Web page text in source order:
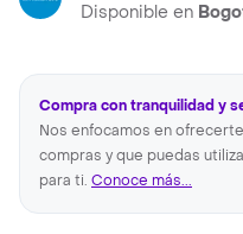
Disponible en
Compra con tranquilidad y
Nos enfocamos en
compras y que puedas
para ti. Conoce más...